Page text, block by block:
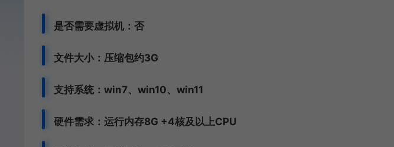
是否需要虚拟机：否
文件大小：压缩包约3G
支持系统： win7、 win10、win11
硬件需求：运行内存8G +4核及以上CPU